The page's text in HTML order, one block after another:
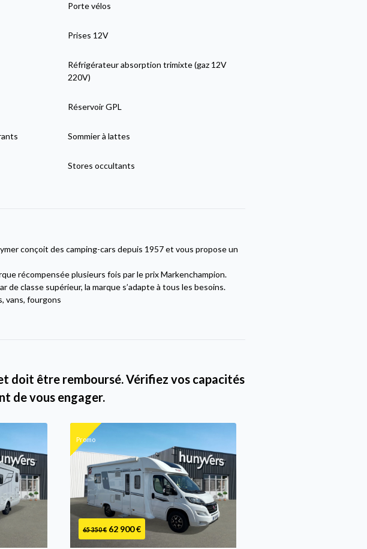
Porte vélos
Prises 12V
Réfrigérateur absorption trimixte (gaz 12V
220V)
Réservoir GPL
Sommier à lattes
Stores occultants
conçoit des camping-cars depuis 1957 et vous propose un
récompensée plusieurs fois par le prix Markenchampion.
de classe supérieur, la marque s’adapte à tous les besoins.
vans, fourgons
doit être remboursé. Vérifiez vos capacités
de vous engager.
Promo
65 350 € 62 900 €